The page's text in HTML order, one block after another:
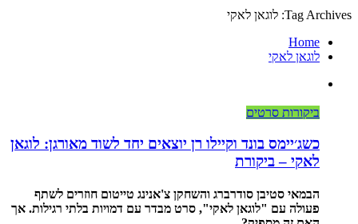
Tag Archives: לוגאן לאקי
Home
לוגאן לאקי
ביקורות סרטים
כשג׳יימס בונד וקיילו רן יוצאים יחד לשוד מאורגן: לוגאן
לאקי – ביקורת
הבמאי סטיבן סודרברג והשחקן צ'אנינג טייטום חוזרים לשתף
פעולה עם "לוגאן לאקי", סרט מבדר עם דמויות בלתי רגילות. אך